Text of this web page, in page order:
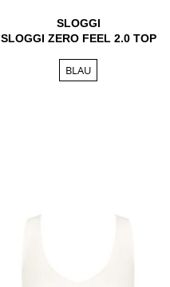
SLOGGI
SLOGGI ZERO FEEL 2.0 TOP
BLAU